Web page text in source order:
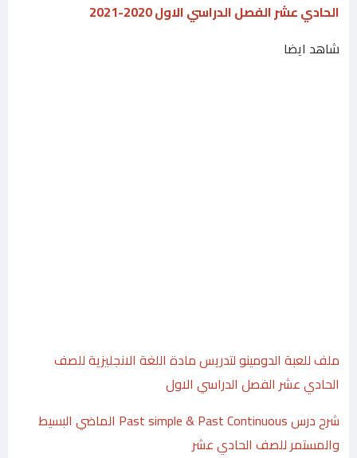
الحادي عشر الفصل الدراسي الاول 2020-2021
شاهد ايضا
ملف للعبة الدومينو لتدريس مادة اللغة الانجليزية للصف
الحادي عشر الفصل الدراسي الاول
شرح درس Past simple & Past Continuous الماضي البسيط
والمستمر للصف الحادي عشر